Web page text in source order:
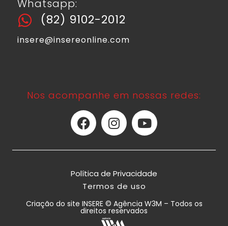
Whatsapp:
(82) 9102-2012
insere@insereonline.com
Nos acompanhe em nossas redes:
Política de Privacidade
Termos de uso
Criação do site INSERE © Agência W3M – Todos os
direitos reservados